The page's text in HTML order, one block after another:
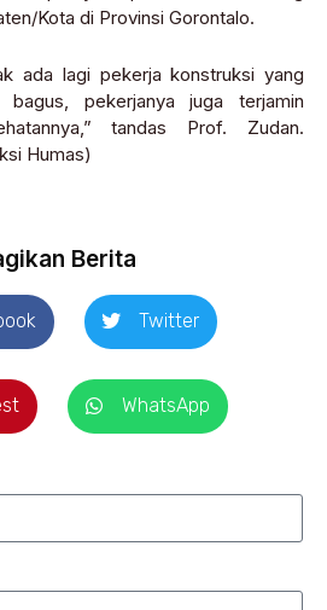
Kota di Provinsi Gorontalo.
ada lagi pekerja konstruksi yang
bagus, pekerjanya juga terjamin
tandas Prof. Zudan.
Humas)
Berita
Twitter
WhatsApp